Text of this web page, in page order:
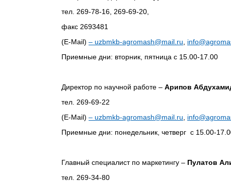
тел. 269-78-16, 269-69-20,
факс 2693481
(E-Mail) – uzbmkb-agromash@mail.ru,
Приемные дни: вторник, пятница с 15.00-17.00
Директор по научной работе – Арипов
тел. 269-69-22
(E-Mail) – uzbmkb-agromash@mail.ru,
Приемные дни: понедельник, четверг с 15.00-
Главный специалист по маркетингу – Пулатов
тел. 269-34-80